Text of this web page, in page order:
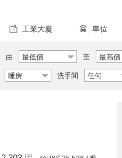
工業大廈 車位
由 最低價 至 最高價
睡房 洗手間 任何